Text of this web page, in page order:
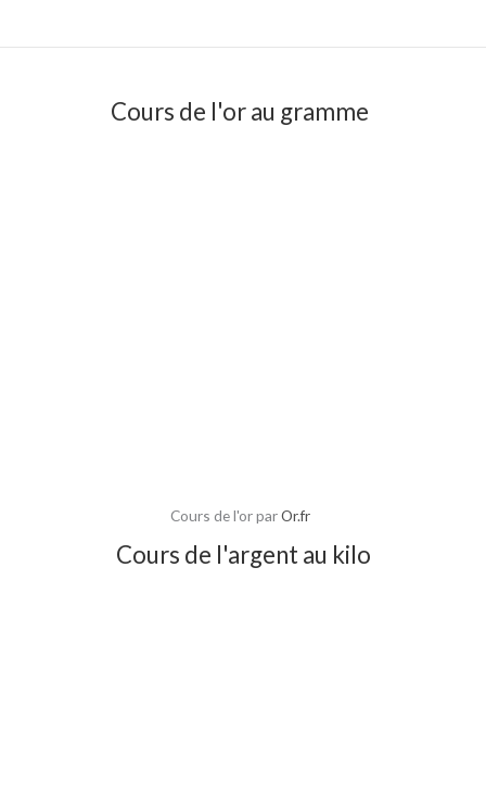
Cours de l'or au gramme
Cours de l'or parOr.fr
Cours de l'argent au kilo